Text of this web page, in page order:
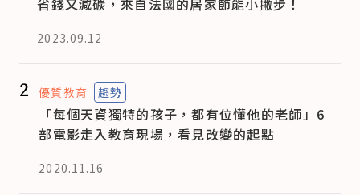
省錢又減碳，來自法國的居家節能小撇步！
2023.09.12
2 優質教育 趨勢
「每個天資獨特的孩子，都有位懂他的老師」6
部電影走入教育現場，看見改變的起點
2020.11.16